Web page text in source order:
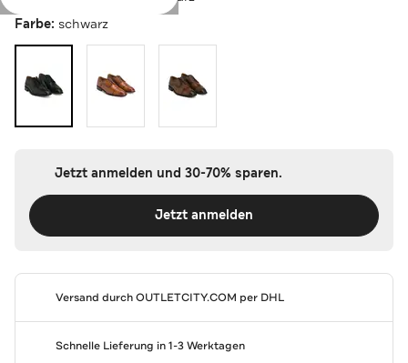
Farbe: schwarz
Jetzt anmelden und 30-70% sparen.
Jetzt anmelden
Versand durchOUTLETCITY.COM per DHL
Schnelle Lieferung in 1-3 Werktagen